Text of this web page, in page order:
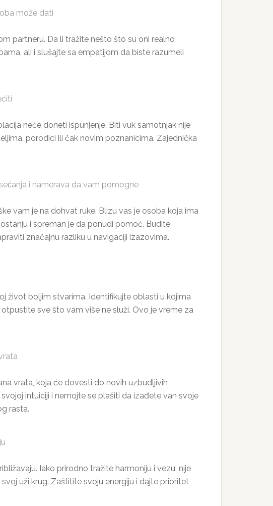
može dati
partneru. Da li tražite nešto što su oni realno
ali i slušajte sa empatijom da biste razumeli
neće doneti ispunjenje. Biti vuk samotnjak nije
porodici ili čak novim poznanicima. Zajednička
i namerava da vam pomogne
vam je na dohvat ruke. Blizu vas je osoba koja ima
i spreman je da ponudi pomoć. Budite
značajnu razliku u navigaciji izazovima.
život boljim stvarima. Identifikujte oblasti u kojima
sve što vam više ne služi. Ovo je vreme za
vrata, koja će dovesti do novih uzbudljivih
intuiciji i nemojte se plašiti da izađete van svoje
rasta.
Iako prirodno tražite harmoniju i vezu, nije
uži krug. Zaštitite svoju energiju i dajte prioritet